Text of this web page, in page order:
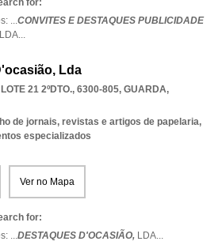
for:
...CONVITES E DESTAQUES PUBLICIDADE
LDA...
Lda
21 2ºDTO., 6300-805, GUARDA,
de jornais, revistas e artigos de papelaria,
especializados
Ver no Mapa
for:
...DESTAQUES D'OCASIÃO, LDA...